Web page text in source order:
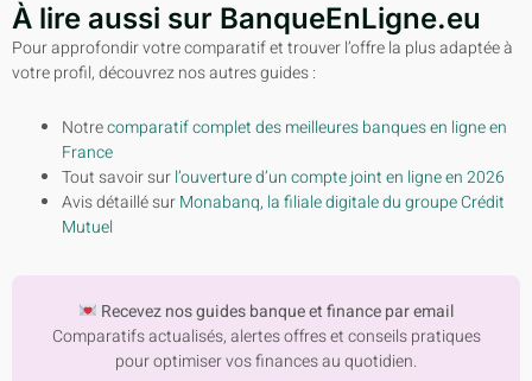
À lire aussi sur BanqueEnLigne.eu
Pour approfondir votre comparatif et trouver l’offre la plus adaptée à
votre profil, découvrez nos autres guides :
Notrecomparatif complet des meilleures banques en ligne en
France
Tout savoir surl’ouverture d’un compte joint en ligne en 2026
Avis détaillé surMonabanq, la filiale digitale du groupe Crédit
Mutuel
Recevez nos guides banque et finance par email
Comparatifs actualisés, alertes offres et conseils pratiques
pour optimiser vos finances au quotidien.